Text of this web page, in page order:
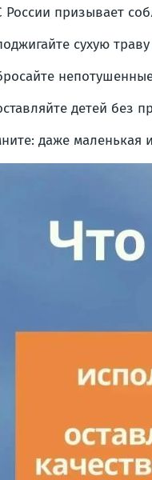
призывает
сухую
детей без
даже маленькая